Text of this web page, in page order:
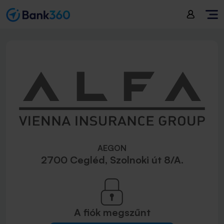
AEGON
2700 Cegléd, Szolnoki út 8/A.
A fiók megszűnt